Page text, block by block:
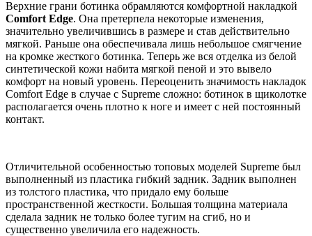
Верхние грани ботинка обрамляются комфортной накладкой
Comfort Edge. Она претерпела некоторые изменения,
значительно увеличившись в размере и став действительно
мягкой. Раньше она обеспечивала лишь небольшое смягчение
на кромке жесткого ботинка. Теперь же вся отделка из белой
синтетической кожи набита мягкой пеной и это вывело
комфорт на новый уровень. Переоценить значимость накладок
Comfort Edge в случае с Supreme сложно: ботинок в щиколотке
располагается очень плотно к ноге и имеет с ней постоянный
контакт.
Отличительной особенностью топовых моделей Supreme был
выполненный из пластика гибкий задник. Задник выполнен
из толстого пластика, что придало ему больше
пространственной жесткости. Большая толщина материала
сделала задник не только более тугим на сгиб, но и
существенно увеличила его надежность.